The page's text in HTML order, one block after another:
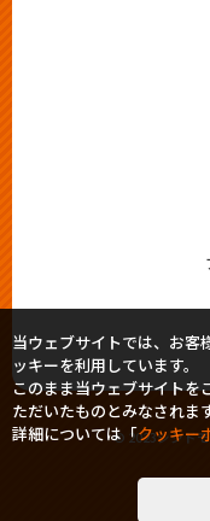
© 2023シシド
当ウェブサイトでは、お客
ッキーを利用しています。
このまま当ウェブサイトを
ただいたものとみなされます
詳細については「クッキー